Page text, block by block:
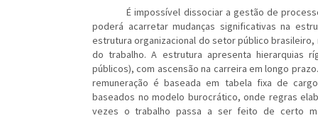
É impossível dissociar a gestão de
poderá acarretar mudanças significativas na
estrutura organizacional do setor público
do trabalho. A estrutura apresenta hierarquias
públicos), com ascensão na carreira em longo
remuneração é baseada em tabela fixa de
baseados no modelo burocrático, onde regras
vezes o trabalho passa a ser feito de certo